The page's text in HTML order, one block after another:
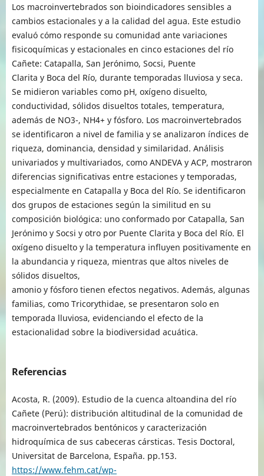
Los macroinvertebrados son bioindicadores sensibles a
cambios estacionales y a la calidad del agua. Este estudio
evaluó cómo responde su comunidad ante variaciones
fisicoquímicas y estacionales en cinco estaciones del río
Cañete: Catapalla, San Jerónimo, Socsi, Puente
Clarita y Boca del Río, durante temporadas lluviosa y seca.
Se midieron variables como pH, oxígeno disuelto,
conductividad, sólidos disueltos totales, temperatura,
además de NO3-, NH4+ y fósforo. Los macroinvertebrados
se identificaron a nivel de familia y se analizaron índices de
riqueza, dominancia, densidad y similaridad. Análisis
univariados y multivariados, como ANDEVA y ACP, mostraron
diferencias significativas entre estaciones y temporadas,
especialmente en Catapalla y Boca del Río. Se identificaron
dos grupos de estaciones según la similitud en su
composición biológica: uno conformado por Catapalla, San
Jerónimo y Socsi y otro por Puente Clarita y Boca del Río. El
oxígeno disuelto y la temperatura influyen positivamente en
la abundancia y riqueza, mientras que altos niveles de
sólidos disueltos,
amonio y fósforo tienen efectos negativos. Además, algunas
familias, como Tricorythidae, se presentaron solo en
temporada lluviosa, evidenciando el efecto de la
estacionalidad sobre la biodiversidad acuática.
Referencias
Acosta, R. (2009). Estudio de la cuenca altoandina del río
Cañete (Perú): distribución altitudinal de la comunidad de
macroinvertebrados bentónicos y caracterización
hidroquímica de sus cabeceras cársticas. Tesis Doctoral,
Universitat de Barcelona, España. pp.153.
https://www.fehm.cat/wp-